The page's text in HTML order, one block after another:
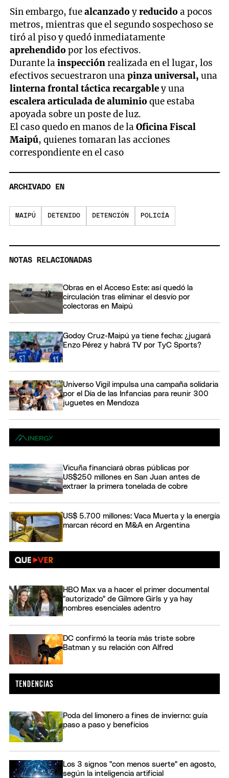
Sin embargo, fuealcanzadoyreducidoa pocos
metros, mientras que el segundo sospechoso se
tiró al piso y quedó inmediatamente
aprehendidopor los efectivos.
Durante la inspecciónrealizada en el lugar, los
efectivos secuestraron unapinza universal, una
linterna frontal táctica recargabley una
escalera articulada de aluminioque estaba
apoyada sobre un poste de luz.
El caso quedo en manos de laOficina Fiscal
Maipú, quienes tomaran las acciones
correspondiente en el caso
ARCHIVADO EN
MAIPÚ DETENIDO DETENCIÓN POLICÍA
NOTAS RELACIONADAS
Obras en el Acceso Este: así quedó la
circulación tras eliminar el desvío por
colectoras en Maipú
Godoy Cruz-Maipú ya tiene fecha: ¿jugará
Enzo Pérez y habrá TV por TyC Sports?
Universo Vigil impulsa una campaña solidaria
por el Día de las Infancias para reunir 300
juguetes en Mendoza
Vicuña financiará obras públicas por
US$250 millones en San Juan antes de
extraer la primera tonelada de cobre
US$ 5.700 millones: Vaca Muerta y la energía
marcan récord en M&A en Argentina
HBO Max va a hacer el primer documental
"autorizado" de Gilmore Girls y ya hay
nombres esenciales adentro
DC confirmó la teoría más triste sobre
Batman y su relación con Alfred
Poda del limonero a fines de invierno: guía
paso a paso y beneficios
Los 3 signos "con menos suerte" en agosto,
según la inteligencia artificial